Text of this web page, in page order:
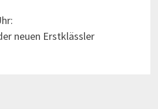
neuen Erstklässler